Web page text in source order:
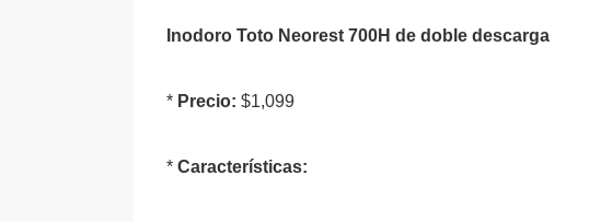
Inodoro Toto Neorest 700H de doble descarga
* Precio: $1,099
* Características: